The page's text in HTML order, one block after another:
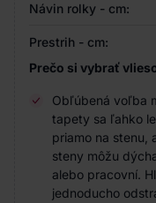
Návin rolky - cm:
Prestrih - cm:
Prečo si vybrať
Obľúbená voľba
tapety sa ľahko
priamo na stenu,
steny môžu
alebo pracovní.
jednoducho